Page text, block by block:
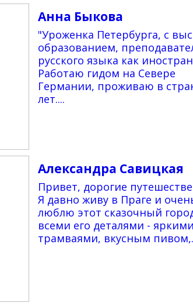
Анна Быкова
"Уроженка Петербурга, с
образованием,
русского языка как
Работаю гидом на Севере
Германии, проживаю в
лет....
Александра Савицкая
Привет, дорогие
Я давно живу в Праге и
люблю этот сказочный
всеми его деталями - яркими
трамваями, вкусным